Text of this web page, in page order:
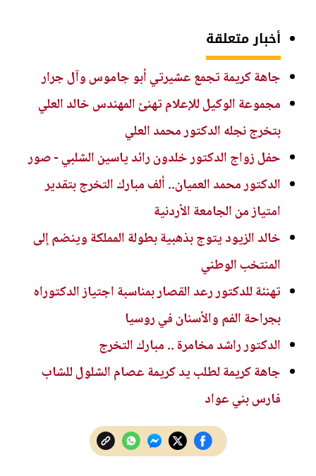
أخبار متعلقة
جاهة كريمة تجمع عشيرتي أبو جاموس وآل جرار
مجموعة الوكيل للإعلام تهنئ المهندس خالد العلي
بتخرج نجله الدكتور محمد العلي
حفل زواج الدكتور خلدون رائد ياسين الشلبي - صور
الدكتور محمد العميان.. ألف مبارك التخرج بتقدير
امتياز من الجامعة الأردنية
خالد الزيود يتوج بذهبية بطولة المملكة وينضم إلى
المنتخب الوطني
تهنئة للدكتور رعد القصار بمناسبة اجتياز الدكتوراه
بجراحة الفم والأسنان في روسيا
الدكتور راشد مخامرة .. مبارك التخرج
جاهة كريمة لطلب يد كريمة عصام الشلول للشاب
فارس بني عواد